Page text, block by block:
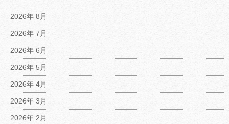
2026年 8月
2026年 7月
2026年 6月
2026年 5月
2026年 4月
2026年 3月
2026年 2月